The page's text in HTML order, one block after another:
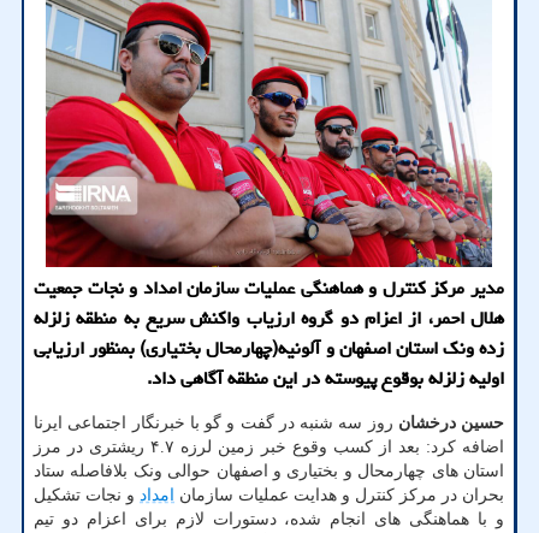
مدیر مركز كنترل و هماهنگی عملیات سازمان امداد و نجات جمعیت
هلال احمر، از اعزام دو گروه ارزیاب واكنش سریع به منطقه زلزله
زده ونك استان اصفهان و آلونیه(چهارمحال بختیاری) بمنظور ارزیابی
اولیه زلزله بوقوع پیوسته در این منطقه آگاهی داد.
حسین درخشان روز سه شنبه در گفت و گو با خبرنگار اجتماعی ایرنا
اضافه کرد: بعد از کسب وقوع خبر زمین لرزه ۴.۷ ریشتری در مرز
استان های چهارمحال و بختیاری و اصفهان حوالی ونک بلافاصله ستاد
بحران در مرکز کنترل و هدایت عملیات سازمان
امداد و نجات تشکیل
و با هماهنگی های انجام شده، دستورات لازم برای اعزام دو تیم